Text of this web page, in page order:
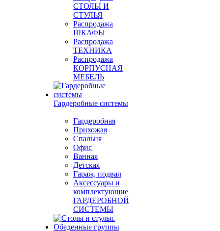
СТОЛЫ И
СТУЛЬЯ
Распродажа
ШКАФЫ
Распродажа
ТЕХНИКА
Распродажа
КОРПУСНАЯ
МЕБЕЛЬ
Гардеробные системы
Гардеробная
Прихожая
Спальня
Офис
Ванная
Детская
Гараж, подвал
Аксессуары и
комплектующие
ГАРДЕРОБНОЙ
СИСТЕМЫ